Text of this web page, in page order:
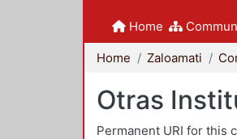
Home
Home Zaloamati
Otras
Permanent URI for this